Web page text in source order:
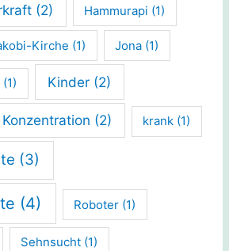
(2) Hammurapi (1)
Kirche (1) Jona (1)
(1) Kinder (2)
Konzentration (2) krank (1)
(3)
(4) Roboter (1)
Sehnsucht (1)